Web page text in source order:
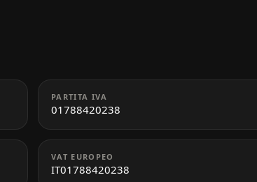
PARTITA IVA
01788420238
VAT EUROPEO
IT01788420238